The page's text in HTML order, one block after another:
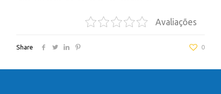
Avaliações
Share 0